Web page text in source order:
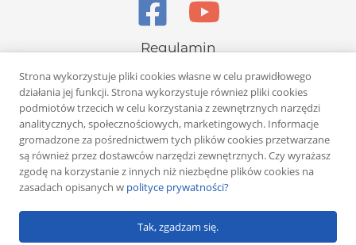
Regulamin
Polityka prywatności
Copyright © 2026 Rafał Żuber
Powered byKlub eMarketera
Strona wykorzystuje pliki cookies własne w celu prawidłowego
działania jej funkcji. Strona wykorzystuje również pliki cookies
podmiotów trzecich w celu korzystania z zewnętrznych narzędzi
analitycznych, społecznościowych, marketingowych. Informacje
gromadzone za pośrednictwem tych plików cookies przetwarzane
są również przez dostawców narzędzi zewnętrznych. Czy wyrażasz
zgodę na korzystanie z innych niż niezbędne plików cookies na
zasadach opisanych w polityce prywatności?
Tak, zgadzam się.